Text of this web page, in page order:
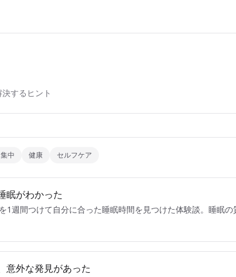
するヒント
中 健康 セルフケア
眠がわかった
週間つけて自分に合った睡眠時間を見つけた体験談。睡眠の
意外な発見があった